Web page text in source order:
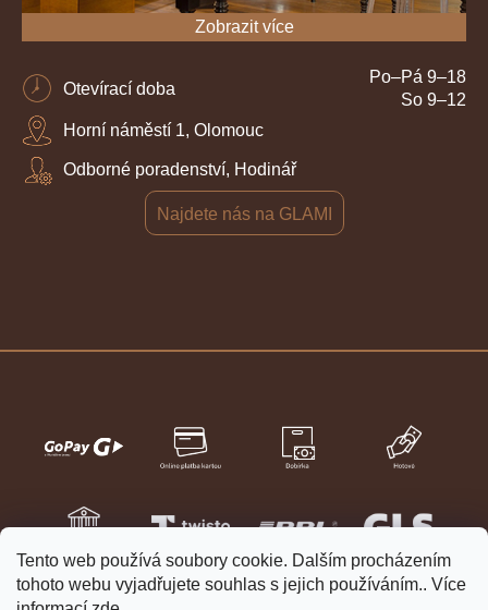
Tento web používá soubory cookie. Dalším procházením
tohoto webu vyjadřujete souhlas s jejich používáním.. Více
Zobrazit více
Otevírací doba
Po–Pá 9–18
So 9–12
Horní náměstí 1, Olomouc
Odborné poradenství, Hodinář
Najdete nás na GLAMI